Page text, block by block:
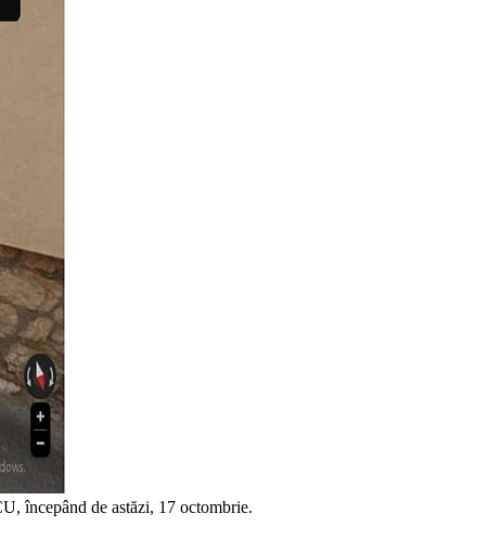
începând de astăzi, 17 octombrie.